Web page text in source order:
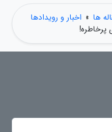
ها » اخبار و رویدادها